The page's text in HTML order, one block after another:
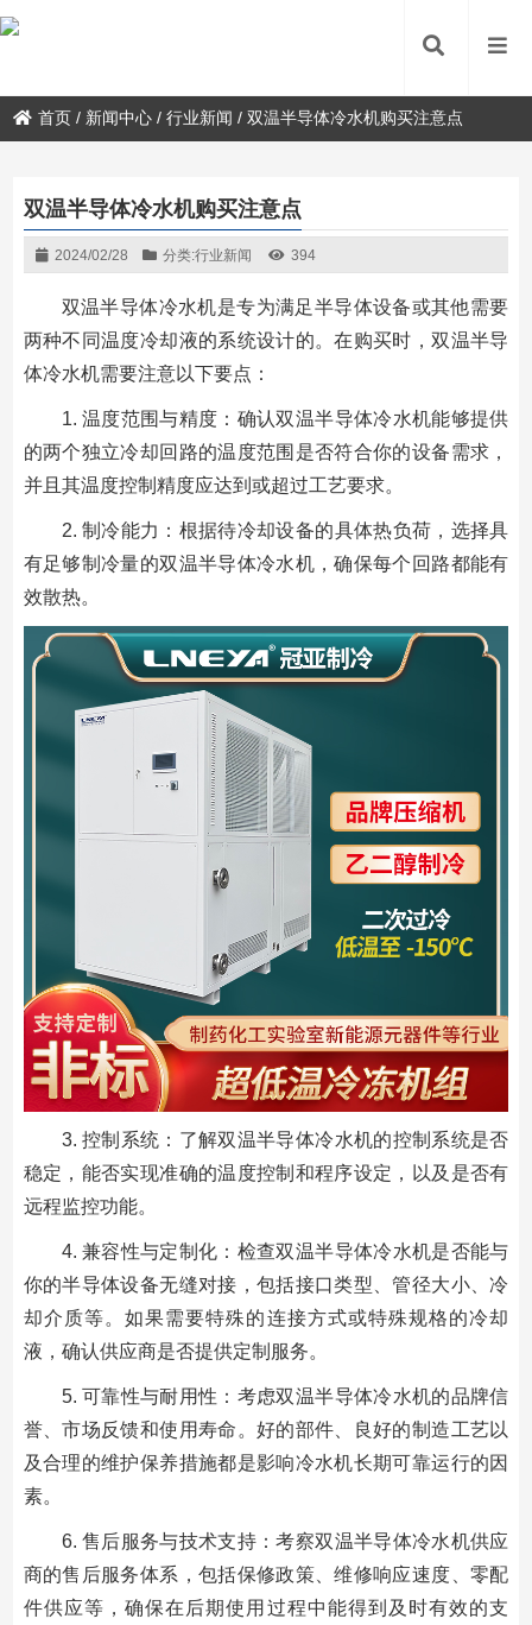
首页 / 新闻中心 /行业新闻 /双温半导体冷水机购买注意点
双温半导体冷水机购买注意点
2024/02/28 分类:行业新闻 394
双温半导体冷水机是专为满足半导体设备或其他需要
两种不同温度冷却液的系统设计的。在购买时，双温半导
体冷水机需要注意以下要点：
1. 温度范围与精度：确认双温半导体冷水机能够提供
的两个独立冷却回路的温度范围是否符合你的设备需求，
并且其温度控制精度应达到或超过工艺要求。
2. 制冷能力：根据待冷却设备的具体热负荷，选择具
有足够制冷量的双温半导体冷水机，确保每个回路都能有
效散热。
3. 控制系统：了解双温半导体冷水机的控制系统是否
稳定，能否实现准确的温度控制和程序设定，以及是否有
远程监控功能。
4. 兼容性与定制化：检查双温半导体冷水机是否能与
你的半导体设备无缝对接，包括接口类型、管径大小、冷
却介质等。如果需要特殊的连接方式或特殊规格的冷却
液，确认供应商是否提供定制服务。
5. 可靠性与耐用性：考虑双温半导体冷水机的品牌信
誉、市场反馈和使用寿命。好的部件、良好的制造工艺以
及合理的维护保养措施都是影响冷水机长期可靠运行的因
素。
6. 售后服务与技术支持：考察双温半导体冷水机供应
商的售后服务体系，包括保修政策、维修响应速度、零配
件供应等，确保在后期使用过程中能得到及时有效的支